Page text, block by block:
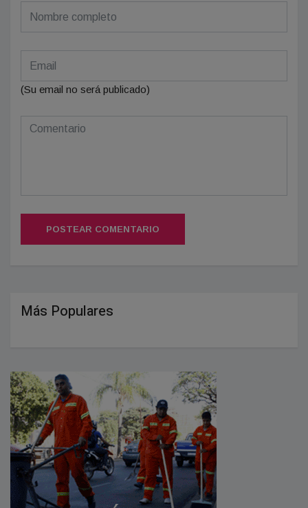
(Su email no será publicado)
POSTEAR COMENTARIO
Más Populares